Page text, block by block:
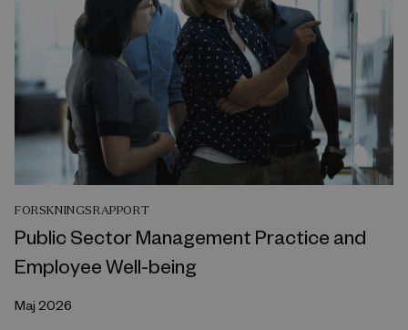
FORSKNINGSRAPPORT
Public Sector Management Practice and
Employee Well-being
Maj 2026